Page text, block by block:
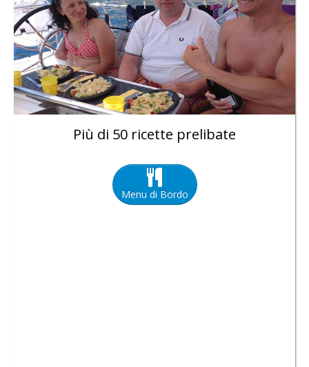
Più di 50 ricette prelibate
Menu di Bordo